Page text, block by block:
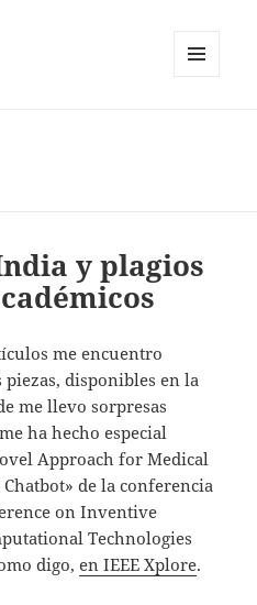
y plagios
me encuentro
disponibles en la
me llevo sorpresas
ha hecho especial
Approach for Medical
de la conferencia
on Inventive
Technologies
digo,en IEEE Xplore.